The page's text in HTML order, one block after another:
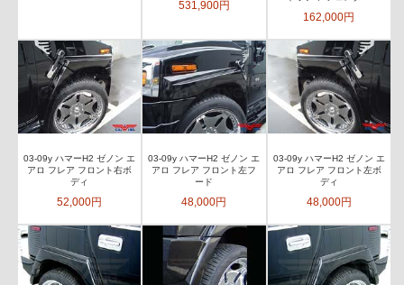
531,900円
162,000円
03-09y ハマーH2 ゼノン エ
アロ フレア フロント右ボ
ディ
52,000円
03-09y ハマーH2 ゼノン エ
アロ フレア フロント左フ
ード
48,000円
03-09y ハマーH2 ゼノン エ
アロ フレア フロント左ボ
ディ
48,000円